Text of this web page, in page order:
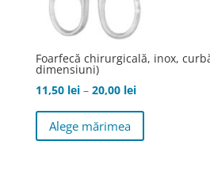
Foarfecă chirurgicală, inox,
dimensiuni)
11,50 lei – 20,00 leiInterval
de
11,50 lei
Alege mărimea
Acest
are